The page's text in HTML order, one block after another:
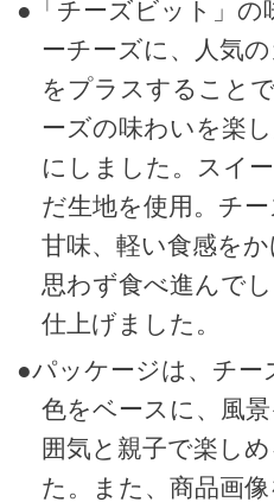
●「チーズビット」
ーチーズに、人気
をプラスすること
ーズの味わいを楽
にしました。スイ
だ生地を使用。チ
甘味、軽い食感を
思わず食べ進んで
仕上げました。
●パッケージは、チー
色をベースに、風
囲気と親子で楽し
た。また、商品画